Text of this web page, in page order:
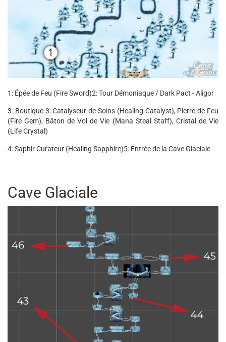
1: Épée de Feu (Fire Sword)2: Tour Démoniaque / Dark Pact - Aligor
3: Boutique 3: Catalyseur de Soins (Healing Catalyst), Pierre de Feu
(Fire Gem), Bâton de Vol de Vie (Mana Steal Staff), Cristal de Vie
(Life Crystal)
4: Saphir Curateur (Healing Sapphire)5: Entrée de la Cave Glaciale
Cave Glaciale